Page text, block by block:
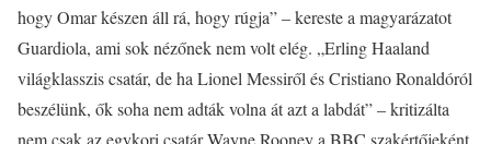
hogy Omar készen áll rá, hogy rúgja” – kereste a magyarázatot
Guardiola, ami sok nézőnek nem volt elég. „Erling Haaland
világklasszis csatár, de ha Lionel Messiről és Cristiano Ronaldóról
beszélünk, ők soha nem adták volna át azt a labdát” – kritizálta